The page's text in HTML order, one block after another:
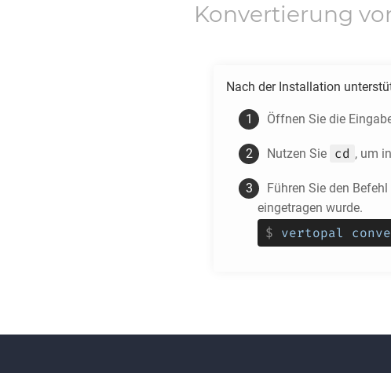
Konvertierung
Nach der Installation
Öffnen Sie die
Nutzen Sie cd , um
Führen Sie den
eingetragen wurde.
$ vertopal